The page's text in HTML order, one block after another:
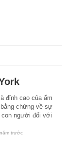
đỉnh cao của ẩm
chứng về sự
con người đối với
trước